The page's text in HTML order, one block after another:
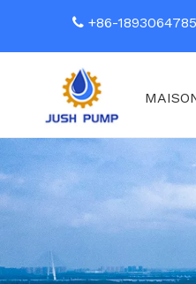
 +86-